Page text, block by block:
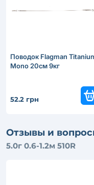
Поводок Flagman
Mono 20см 9кг
52.2 грн
Отзывы и
5.0г 0.6-1.2м 510R